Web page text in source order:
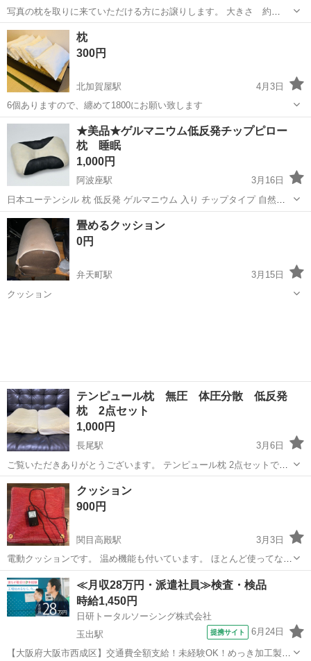
写真の枕を取りに来ていただける方にお譲りします。 大きさ 約
50✕105cm 使用品のため神経質な方はご遠慮ください。 ノークレーム
ノーリターンでお願いします。 こちらの品物は場所が大阪メトロ谷町
線の駒川中野駅か...
大阪 大阪市
枕
300円
北加賀屋駅
4月3日
6個ありますので、纏めて1800にお願い致します
大阪 大阪市 北加賀屋駅 寝具
★美品★ゲルマニウム低反発チップピロー
枕 睡眠
1,000円
阿波座駅
3月16日
日本ユーテンシル 枕 低反発 ゲルマニウム 入り チップタイプ 自然な
寝姿勢 本体重量:約790g サイズ: 本体サイズは約330×460×100mm 側
大阪 大阪市 阿波座駅
畳めるクッション
0円
弁天町駅
3月15日
クッション
テンピュール枕 無圧 体圧分散 低反発
枕 2点セット
1,000円
長尾駅
3月6日
ご覧いただきありがとうございます。 テンピュール枕 2点セットで
す。 使用したものですので、若干のヘタリがございますが、カバーを
して頂ければ、まだまだ低反発枕として利用いただけます。 画像をご
確認いただきご不明な...
大阪 大阪市
クッション
900円
関目高殿駅
3月3日
電動クッションです。 温め機能も付いています。 ほとんど使ってない
美品です。 子供がいるので、950円で買っていただけたら嬉しいで
す。
大阪 大阪市 関目高殿駅 寝具 電動
≪月収28万円・派遣社員≫検査・検品
時給1,450円
日研トータルソーシング株式会社
玉出駅
提携サイト 6月24日
【大阪府大阪市西成区】交通費全額支給！未経験OK！めっき加工製品